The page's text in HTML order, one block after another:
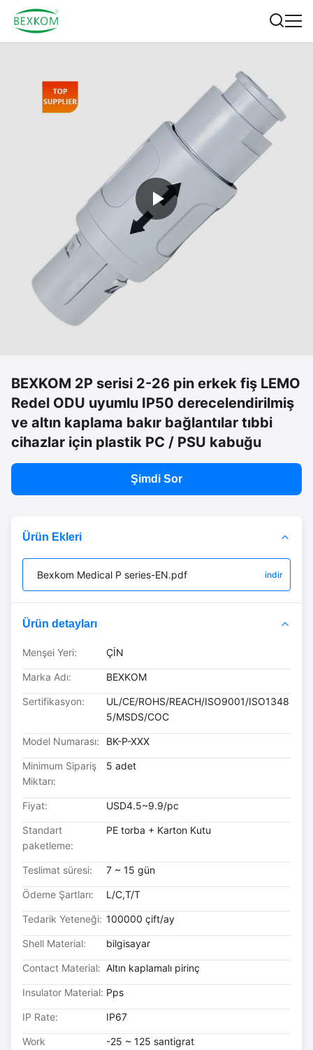
BEXKOM 2P serisi 2-26 pin erkek fiş LEMO
Redel ODU uyumlu IP50 derecelendirilmiş
ve altın kaplama bakır bağlantılar tıbbi
cihazlar için plastik PC / PSU kabuğu
Şimdi Sor
Ürün Ekleri
Bexkom Medical P series-EN.pdf indir
Ürün detayları
Menşei Yeri: ÇİN
Marka Adı: BEXKOM
Sertifikasyon:
UL/CE/ROHS/REACH/ISO9001/ISO1348
5/MSDS/COC
Model Numarası: BK-P-XXX
Minimum Sipariş
Miktarı:
5 adet
Fiyat: USD4.5~9.9/pc
Standart
paketleme:
PE torba + Karton Kutu
Teslimat süresi: 7 ~ 15 gün
Ödeme Şartları: L/C,T/T
Tedarik Yeteneği: 100000 çift/ay
Shell Material: bilgisayar
Contact Material: Altın kaplamalı pirinç
Insulator Material: Pps
IP Rate: IP67
Work
-25 ~ 125 santigrat